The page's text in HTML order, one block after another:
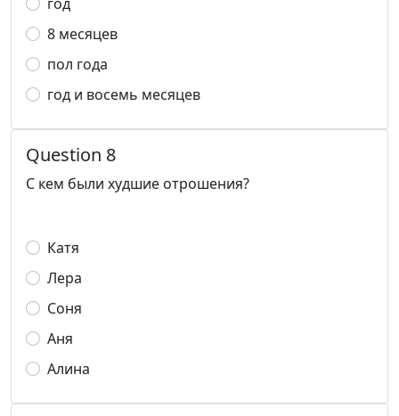
8 месяцев
пол года
год и восемь месяцев
Question 8
С кем были худшие отрошения?
Катя
Лера
Соня
Аня
Алина